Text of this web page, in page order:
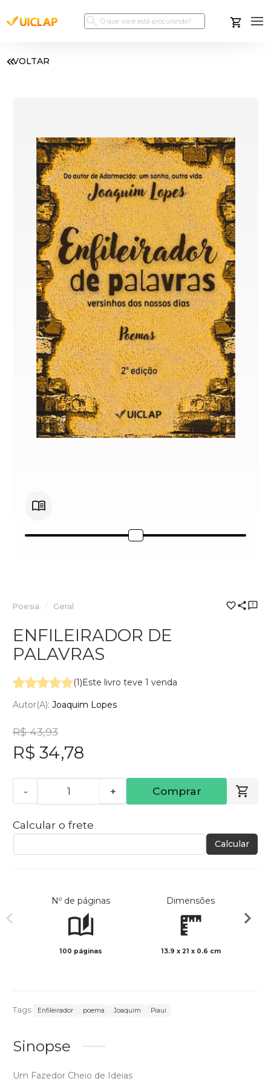
VOLTAR
Poesia Geral
ENFILEIRADOR DE
PALAVRAS
(1) Este livro teve 1 venda
Autor(a): Joaquim Lopes
R$ 43,93
R$ 34,78
- + Comprar
Calcular o frete
Calcular
Nº de páginas
100 páginas
Dimensões
13.9 x 21 x 0.6 cm
Tags: Enfileirador poema Joaquim Piauí
Sinopse
Um Fazedor Cheio de Ideias